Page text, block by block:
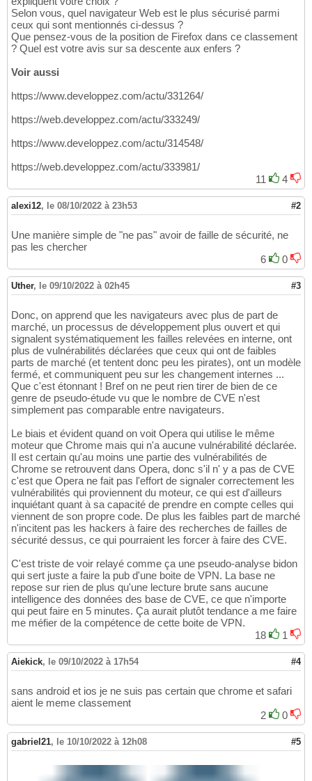
Selon vous, quel navigateur Web est le plus sécurisé parmi
ceux qui sont mentionnés ci-dessus ?
Que pensez-vous de la position de Firefox dans ce classement
? Quel est votre avis sur sa descente aux enfers ?
Voir aussi
https://www.developpez.com/actu/331264/
https://web.developpez.com/actu/333249/
https://www.developpez.com/actu/314548/
https://web.developpez.com/actu/333981/
11
4
alexi12, le 08/10/2022 à 23h53 #2
Une manière simple de "ne pas" avoir de faille de sécurité, ne
pas les chercher
6
0
Uther, le 09/10/2022 à 02h45 #3
Donc, on apprend que les navigateurs avec plus de part de
marché, un processus de développement plus ouvert et qui
signalent systématiquement les failles relevées en interne, ont
plus de vulnérabilités déclarées que ceux qui ont de faibles
parts de marché (et tentent donc peu les pirates), ont un modèle
fermé, et communiquent peu sur les changement internes ...
Que c'est étonnant ! Bref on ne peut rien tirer de bien de ce
genre de pseudo-étude vu que le nombre de CVE n'est
simplement pas comparable entre navigateurs.
Le biais et évident quand on voit Opera qui utilise le même
moteur que Chrome mais qui n'a aucune vulnérabilité déclarée.
Il est certain qu'au moins une partie des vulnérabilités de
Chrome se retrouvent dans Opera, donc s'il n' y a pas de CVE
c'est que Opera ne fait pas l'effort de signaler correctement les
vulnérabilités qui proviennent du moteur, ce qui est d'ailleurs
inquiétant quant à sa capacité de prendre en compte celles qui
viennent de son propre code. De plus les faibles part de marché
n'incitent pas les hackers à faire des recherches de failles de
sécurité dessus, ce qui pourraient les forcer à faire des CVE.
C'est triste de voir relayé comme ça une pseudo-analyse bidon
qui sert juste a faire la pub d'une boite de VPN. La base ne
repose sur rien de plus qu'une lecture brute sans aucune
intelligence des données des base de CVE, ce que n'importe
qui peut faire en 5 minutes. Ça aurait plutôt tendance a me faire
me méfier de la compétence de cette boite de VPN.
18
1
Aiekick, le 09/10/2022 à 17h54 #4
sans android et ios je ne suis pas certain que chrome et safari
aient le meme classement
2
0
gabriel21, le 10/10/2022 à 12h08 #5